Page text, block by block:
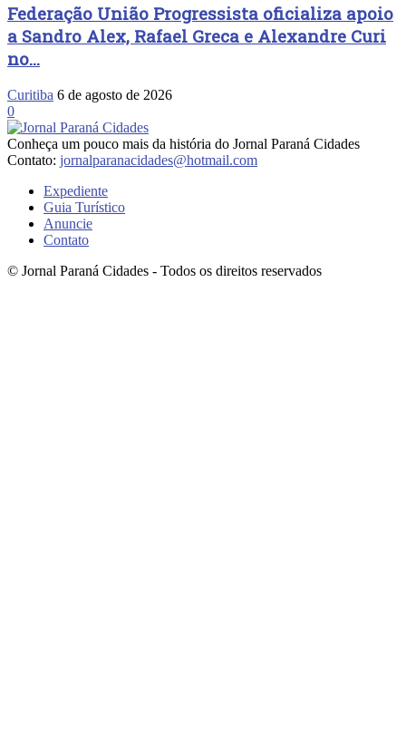
Federação União Progressista oficializa apoio
a Sandro Alex, Rafael Greca e Alexandre Curi
no...
Curitiba 6 de agosto de 2026
0
Conheça um pouco mais da história do Jornal Paraná Cidades
Contato: jornalparanacidades@hotmail.com
Expediente
Guia Turístico
Anuncie
Contato
© Jornal Paraná Cidades - Todos os direitos reservados